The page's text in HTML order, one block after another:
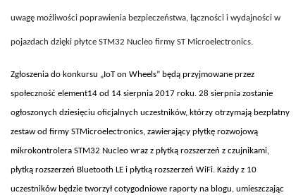
uwagę możliwości poprawienia bezpieczeństwa, łączności i wydajności w
pojazdach dzięki płytce STM32 Nucleo firmy ST Microelectronics.
Zgłoszenia do konkursu „IoT on Wheels” będą przyjmowane przez
społeczność element14 od 14 sierpnia 2017 roku. 28 sierpnia zostanie
ogłoszonych dziesięciu oficjalnych uczestników, którzy otrzymają bezpłatny
zestaw od firmy STMicroelectronics, zawierający płytkę rozwojową
mikrokontrolera STM32 Nucleo wraz z płytką rozszerzeń z czujnikami,
płytką rozszerzeń Bluetooth LE i płytką rozszerzeń WiFi. Każdy z 10
uczestników będzie tworzył cotygodniowe raporty na blogu, umieszczając